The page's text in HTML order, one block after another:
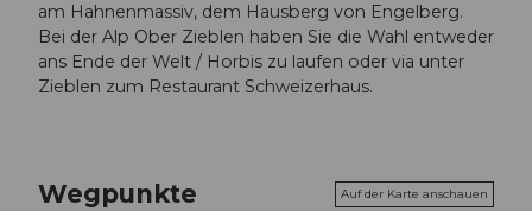
am Hahnenmassiv, dem Hausberg von Engelberg.
Bei der Alp Ober Zieblen haben Sie die Wahl entweder
ans Ende der Welt / Horbis zu laufen oder via unter
Zieblen zum Restaurant Schweizerhaus.
Wegpunkte Auf der Karte anschauen